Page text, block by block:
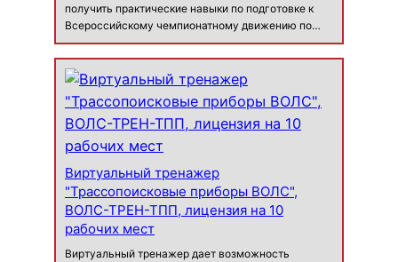
получить практические навыки по подготовке к
Всероссийскому чемпионатному движению по
профессиональному мастерству в рамках
федерального проекта «Профессионалитет»
национального проекта «Образование» по
Виртуальный тренажер
"Трассопоисковые приборы ВОЛС",
ВОЛС-ТРЕН-ТПП, лицензия на 10
рабочих мест
Виртуальный тренажер дает возможность